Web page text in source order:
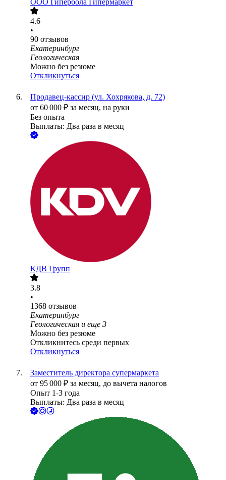
ООО Гипербола Гипермаркет
4.6
•
90 отзывов
Екатеринбург
Геологическая
Можно без резюме
Откликнуться
Продавец-кассир (ул. Хохрякова, д. 72)
от 60 000 ₽ за месяц, на руки
Без опыта
Выплаты: Два раза в месяц
КДВ Групп
3.8
•
1368 отзывов
Екатеринбург
Геологическая и еще 3
Можно без резюме
Откликнитесь среди первых
Откликнуться
Заместитель директора супермаркета
от 95 000 ₽ за месяц, до вычета налогов
Опыт 1-3 года
Выплаты: Два раза в месяц